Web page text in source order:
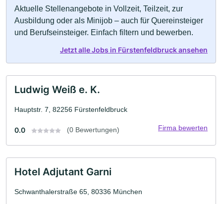
Aktuelle Stellenangebote in Vollzeit, Teilzeit, zur
Ausbildung oder als Minijob – auch für Quereinsteiger
und Berufseinsteiger. Einfach filtern und bewerben.
Jetzt alle Jobs in Fürstenfeldbruck ansehen
Ludwig Weiß e. K.
Hauptstr. 7, 82256 Fürstenfeldbruck
0.0 (0 Bewertungen) Firma bewerten
Hotel Adjutant Garni
Schwanthalerstraße 65, 80336 München